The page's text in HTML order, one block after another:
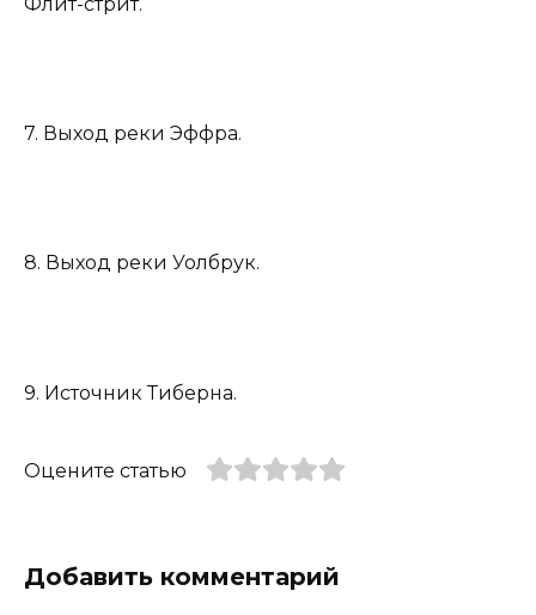
7. Выход реки Эффра.
8. Выход реки Уолбрук.
9. Источник Тиберна.
Оцените статью
Добавить комментарий